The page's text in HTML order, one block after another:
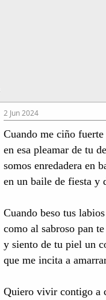
2 Jun 2024
Cuando me ciño
en esa pleamar de tu
somos enredadera en
en un baile de fiesta y
Cuando beso tus
como al sabroso pan
y siento de tu piel un
que me incita a
Quiero vivir contigo a